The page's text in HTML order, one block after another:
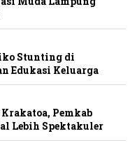
Stunting di
Edukasi Keluarga
Pemkab
Lebih Spektakuler